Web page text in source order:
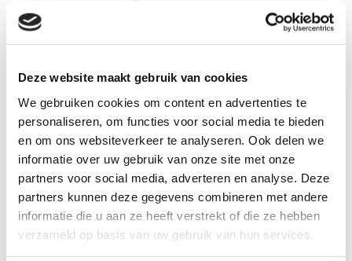
Deze website maakt gebruik van cookies
We gebruiken cookies om content en advertenties te
personaliseren, om functies voor social media te bieden
en om ons websiteverkeer te analyseren. Ook delen we
informatie over uw gebruik van onze site met onze
partners voor social media, adverteren en analyse. Deze
partners kunnen deze gegevens combineren met andere
informatie die u aan ze heeft verstrekt of die ze hebben
verzameld op basis van uw gebruik van hun services.
9
9 Rijbewijs ingevorderd door alcohol
Rijbewijs ingevorderd door drugs
9 Rijbewijs ingevorderd door snelheid
9 Jeugdstrafrecht
Verdachte in strafzaak
9 Dagvaarding ontvangen
9 Verdacht van diefstal